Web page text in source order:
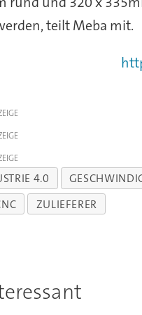
teilt Meba mit.
4.0
ZULIEFERER